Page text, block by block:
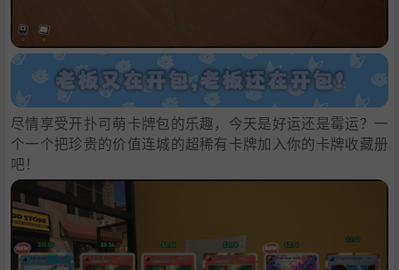
尽情享受开扑可萌卡牌包的乐趣，今天是好运还是霉运？一
个一个把珍贵的价值连城的超稀有卡牌加入你的卡牌收藏册
吧！